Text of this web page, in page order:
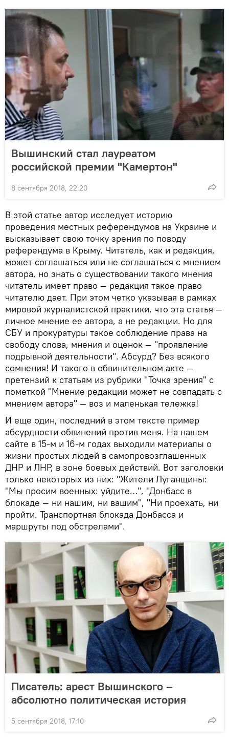
Вышинский стал лауреатом
российской премии "Камертон"
8 сентября 2018, 22:20
В этой статье автор исследует историю
проведения местных референдумов на Украине и
высказывает свою точку зрения по поводу
референдума в Крыму. Читатель, как и редакция,
может соглашаться или не соглашаться с мнением
автора, но знать о существовании такого мнения
читатель имеет право — редакция такое право
читателю дает. При этом четко указывая в рамках
мировой журналистской практики, что эта статья —
личное мнение ее автора, а не редакции. Но для
СБУ и прокуратуры такое соблюдение права на
свободу слова, мнения и оценок — "проявление
подрывной деятельности". Абсурд? Без всякого
сомнения! И такого в обвинительном акте —
претензий к статьям из рубрики "Точка зрения" с
пометкой "Мнение редакции может не совпадать с
мнением автора" — воз и маленькая тележка!
И еще один, последний в этом тексте пример
абсурдности обвинений против меня. На нашем
сайте в 15-м и 16-м годах выходили материалы о
жизни простых людей в самопровозглашенных
ДНР и ЛНР, в зоне боевых действий. Вот заголовки
только некоторых из них: "Жители Луганщины:
"Мы просим военных: уйдите…", "Донбасс в
блокаде — ни нашим, ни вашим", "Ни проехать, ни
пройти. Транспортная блокада Донбасса и
маршруты под обстрелами".
Писатель: арест Вышинского –
абсолютно политическая история
5 сентября 2018, 17:10